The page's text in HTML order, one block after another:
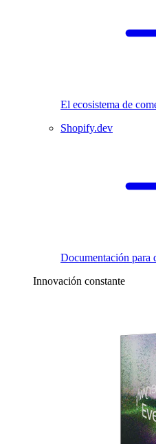
El ecosistema de
Shopify.dev
Documentación para
Innovación constante